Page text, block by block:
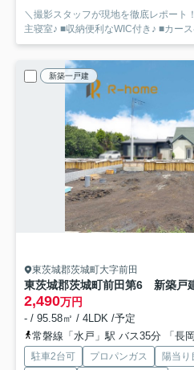
＼撮影スタッフが現地を徹底レポート
主寝室♪ ■収納便利なWIC付き♪ ■カース
新築一戸建
東茨城郡茨城町大字前田
東茨城郡茨城町前田第6 新築
2,490万円
- / 95.58㎡ / 4LDK /予定
常磐線「水戸」駅 バス35分 「長
駐車2台可 プロパンガス 陽当り